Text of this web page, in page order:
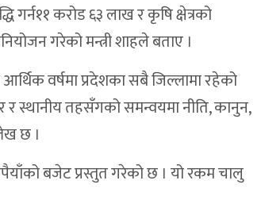
गर्न११ करोड ६३ लाख र कृषि क्षेत्रको
गरेको मन्त्री शाहले बताए ।
वर्षमा प्रदेशका सबै जिल्लामा रहेको
स्थानीय तहसँगको समन्वयमा नीति, कानुन,
छ ।
बजेट प्रस्तुत गरेको छ । यो रकम चालु